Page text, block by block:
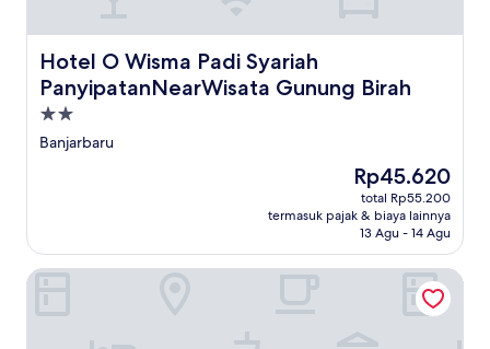
Hotel O Wisma Padi Syariah
PanyipatanNearWisata Gunung Birah
Hotel O Wisma Padi Syariah PanyipatanNearWisata
Properti
bintang
Banjarbaru
Harga
sekarang
Rp45.620
Rp45.620
total Rp55.200
termasuk pajak & biaya lainnya
13 Agu - 14 Agu
Hotel O Wisma Aluh AmbakNearPantai batu lima